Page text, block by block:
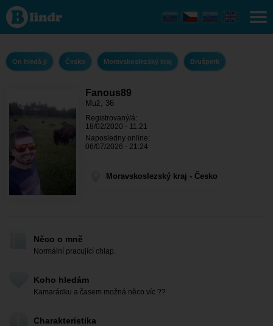
Fanous89 - On
hledá ji
Moravskoslezský
kraj - Brušperk
On hledá ji Česko Moravskoslezský kraj Brušperk
Fanous89
Muž, 36
Registrovaný/á:
18/02/2020 - 11:21
Naposledny online:
06/07/2026 - 21:24
Moravskoslezský kraj - Česko
Něco o mně
Normální pracující chlap.
Koho hledám
Kamarádku a časem možná něco víc ??
Charakteristika